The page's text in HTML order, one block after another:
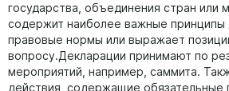
государства, объединения стран или
содержит наиболее важные принципы
правовые нормы или выражает
вопросу.Декларации принимают по
мероприятий, например, саммита.
действия, содержащие обязательные